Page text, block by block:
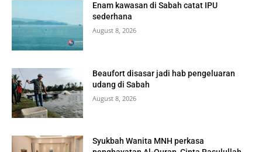
Enam kawasan di Sabah catat IPU
sederhana
August 8, 2026
Beaufort disasar jadi hab pengeluaran
udang di Sabah
August 8, 2026
Syukbah Wanita MNH perkasa